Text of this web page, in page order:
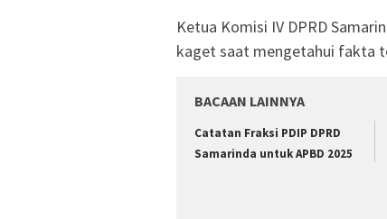
Ketua Komisi IV DPRD
kaget saat mengetahui fakta
BACAAN LAINNYA
Catatan Fraksi PDIP DPRD
Samarinda untuk APBD 2025